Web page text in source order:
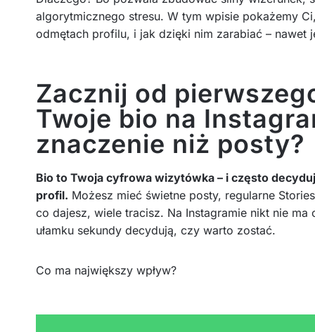
algorytmicznego stresu. W tym wpisie pokażemy
odmętach profilu, i jak dzięki nim zarabiać – nawet
Zacznij od
Twoje bio na
znaczenie niż posty?
Bio to Twoja cyfrowa wizytówka – i często
profil. Możesz mieć świetne posty, regularne
co dajesz, wiele tracisz. Na Instagramie nikt nie
ułamku sekundy decydują, czy warto zostać.
Co ma największy wpływ?